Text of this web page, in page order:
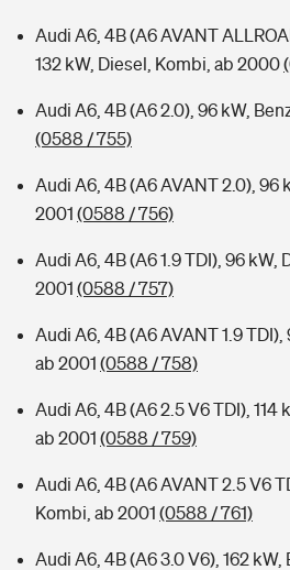
Audi A6, 4B (A6 AVANT
132 kW, Diesel, Kombi, ab 2000
Audi A6, 4B (A6 2.0), 96 kW,
(0588 / 755)
Audi A6, 4B (A6 AVANT 2.0), 96
2001 (0588 / 756)
Audi A6, 4B (A6 1.9 TDI), 96 kW,
2001 (0588 / 757)
Audi A6, 4B (A6 AVANT 1.9 TDI),
ab 2001 (0588 / 758)
Audi A6, 4B (A6 2.5 V6 TDI), 114
ab 2001 (0588 / 759)
Audi A6, 4B (A6 AVANT 2.5 V6
Kombi, ab 2001 (0588 / 761)
Audi A6, 4B (A6 3.0 V6), 162